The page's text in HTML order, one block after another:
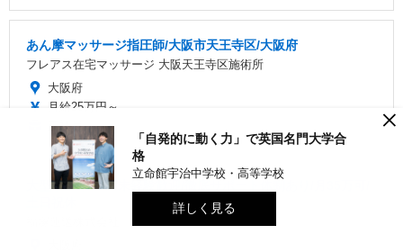
あん摩マッサージ指圧師/大阪市天王寺区/大阪府
フレアス在宅マッサージ 大阪天王寺区施術所
大阪府
月給25万円～
正社員
大型ドライバー/未経験歓迎/徹底サポート体制あり/月35万可/
×
「自発的に動く力」で英国名門大学合
格
立命館宇治中学校・高等学校
詳しく見る